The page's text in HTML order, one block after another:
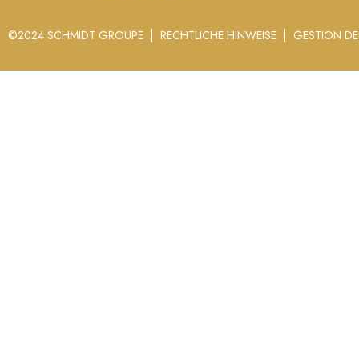
©2024 SCHMIDT GROUPE RECHTLICHE HINWEISE GESTION